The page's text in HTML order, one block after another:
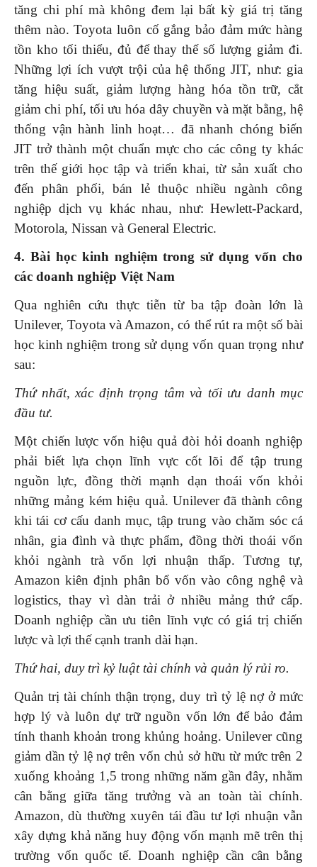
tăng chi phí mà không đem lại bất kỳ giá trị tăng
thêm nào. Toyota luôn cố gắng bảo đảm mức hàng
tồn kho tối thiểu, đủ để thay thế số lượng giảm đi.
Những lợi ích vượt trội của hệ thống JIT, như: gia
tăng hiệu suất, giảm lượng hàng hóa tồn trữ, cắt
giảm chi phí, tối ưu hóa dây chuyền và mặt bằng, hệ
thống vận hành linh hoạt… đã nhanh chóng biến
JIT trở thành một chuẩn mực cho các công ty khác
trên thế giới học tập và triển khai, từ sản xuất cho
đến phân phối, bán lẻ thuộc nhiều ngành công
nghiệp dịch vụ khác nhau, như: Hewlett-Packard,
Motorola, Nissan và General Electric.
4. Bài học kinh nghiệm trong sử dụng vốn cho
các doanh nghiệp Việt Nam
Qua nghiên cứu thực tiễn từ ba tập đoàn lớn là
Unilever, Toyota và Amazon, có thể rút ra một số bài
học kinh nghiệm trong sử dụng vốn quan trọng như
sau:
Thứ nhất, xác định trọng tâm và tối ưu danh mục
đầu tư.
Một chiến lược vốn hiệu quả đòi hỏi doanh nghiệp
phải biết lựa chọn lĩnh vực cốt lõi để tập trung
nguồn lực, đồng thời mạnh dạn thoái vốn khỏi
những mảng kém hiệu quả. Unilever đã thành công
khi tái cơ cấu danh mục, tập trung vào chăm sóc cá
nhân, gia đình và thực phẩm, đồng thời thoái vốn
khỏi ngành trà vốn lợi nhuận thấp. Tương tự,
Amazon kiên định phân bổ vốn vào công nghệ và
logistics, thay vì dàn trải ở nhiều mảng thứ cấp.
Doanh nghiệp cần ưu tiên lĩnh vực có giá trị chiến
lược và lợi thế cạnh tranh dài hạn.
Thứ hai, duy trì kỷ luật tài chính và quản lý rủi ro.
Quản trị tài chính thận trọng, duy trì tỷ lệ nợ ở mức
hợp lý và luôn dự trữ nguồn vốn lớn để bảo đảm
tính thanh khoản trong khủng hoảng. Unilever cũng
giảm dần tỷ lệ nợ trên vốn chủ sở hữu từ mức trên 2
xuống khoảng 1,5 trong những năm gần đây, nhằm
cân bằng giữa tăng trưởng và an toàn tài chính.
Amazon, dù thường xuyên tái đầu tư lợi nhuận vẫn
xây dựng khả năng huy động vốn mạnh mẽ trên thị
trường vốn quốc tế. Doanh nghiệp cần cân bằng